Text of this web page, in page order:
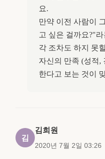
요.
만약 이전 사람이
고 싶은 걸까요?"
각 조차도 하지 못
자신의 만족 (성적,
한다고 보는 것이
김
김희원
2020년 7월 2일 03:26